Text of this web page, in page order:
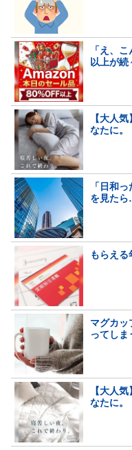
「え、
以上が
【大人
なたに。
「日和
を見た
もらえ
マグカ
ってしま
【大人
なたに。